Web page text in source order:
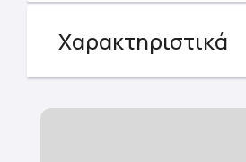
Χαρακτηριστικά